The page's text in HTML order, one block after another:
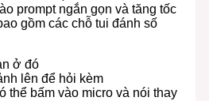
prompt ngắn gọn và tăng tốc
gồm các chỗ tui đánh số
ở đó
lên để hỏi kèm
thể bấm vào micro và nói thay